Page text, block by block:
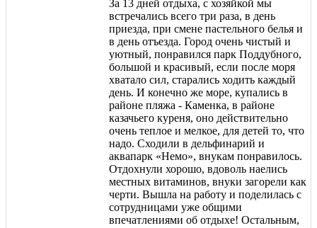
За 13 дней отдыха, с хозяйкой мы
встречались всего три раза, в день
приезда, при смене пастельного белья и
в день отъезда. Город очень чистый и
уютный, понравился парк Поддубного,
большой и красивый, если после моря
хватало сил, старались ходить каждый
день. И конечно же море, купались в
районе пляжа - Каменка, в районе
казачьего куреня, оно действительно
очень теплое и мелкое, для детей то, что
надо. Сходили в дельфинарий и
аквапарк «Немо», внукам понравилось.
Отдохнули хорошо, вдоволь наелись
местных витаминов, внуки загорели как
черти. Вышла на работу и поделилась с
сотрудницами уже общими
впечатлениями об отдыхе! Остальным,